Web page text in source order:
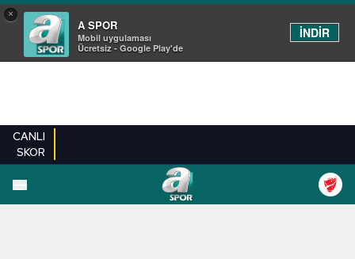
×
A SPOR
Mobil uygulaması
Ücretsiz - Google Play'de
İNDİR
CANLI
SKOR